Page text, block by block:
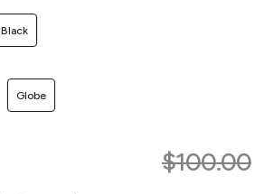
Black
Globe
$100.00